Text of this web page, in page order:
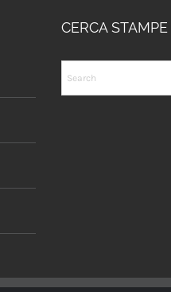
CERCA STAMPE